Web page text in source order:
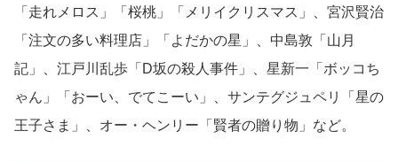
「走れメロス」「桜桃」「メリイクリスマス」、宮沢賢治
「注文の多い料理店」「よだかの星」、中島敦「山月
記」、江戸川乱歩「D坂の殺人事件」、星新一「ボッコち
ゃん」「おーい、でてこーい」、サンテグジュペリ「星の
王子さま」、オー・ヘンリー「賢者の贈り物」など。